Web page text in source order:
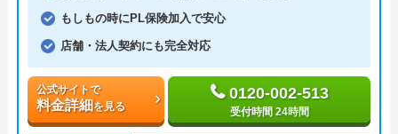
もしもの時にPL保険加入で安心
店舗・法人契約にも完全対応
公式サイトで
料金詳細を見る
0120-002-513
受付時間 24時間